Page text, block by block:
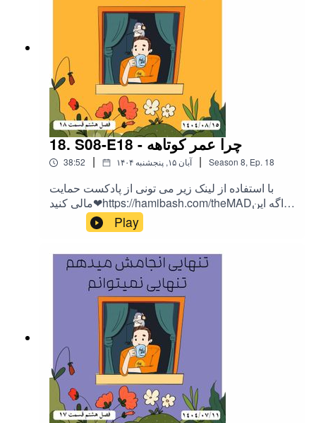
18. S08-E18 - چرا عمر کوتاهه
38:52 | ۱۴۰۴ آبان ۱۵, پنجشنبه | Season 8, Ep. 18
با استفاده از لینک زیر می تونی از پادکست حمایت
مالی کنید❤https://hamibash.com/theMADاگه این
اپیزود رو دوست داشتین به اشتراک بزارید،
ها اینجاست!
Play